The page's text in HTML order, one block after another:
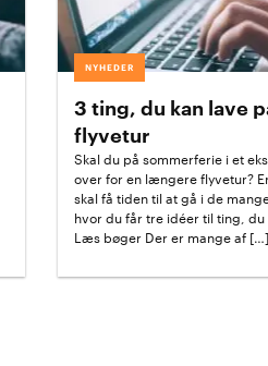
NYHEDER
3 ting, du kan lave
flyvetur
Skal du på sommerferie i et
over for en længere flyvetur?
skal få tiden til at gå i de
hvor du får tre idéer til ting,
Læs bøger Der er mange af […]